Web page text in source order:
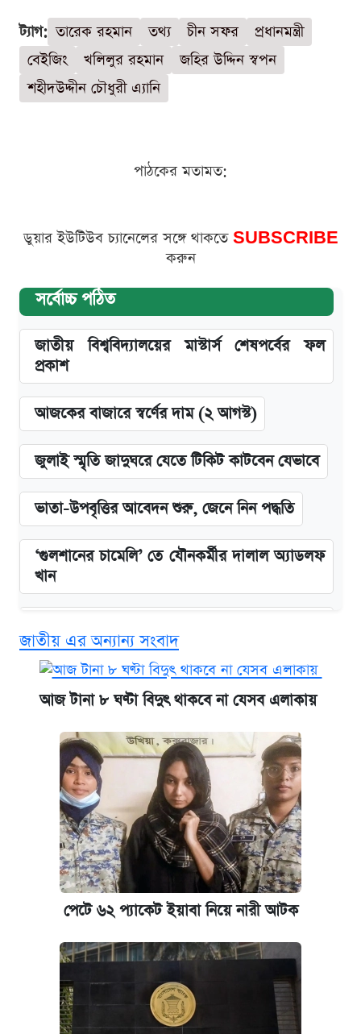
ট্যাগ: তারেক রহমান তথ্য চীন সফর
প্রধানমন্ত্রী
বেইজিং
খলিলুর রহমান
জহির উদ্দিন স্বপন
শহীদউদ্দীন চৌধুরী এ্যানি
পাঠকের মতামত:
ডুয়ার ইউটিউব চ্যানেলের সঙ্গে থাকতে SUBSCRIBE
করুন
সর্বোচ্চ পঠিত
জাতীয় বিশ্ববিদ্যালয়ের মাস্টার্স শেষপর্বের ফল
প্রকাশ
আজকের বাজারে স্বর্ণের দাম (২ আগস্ট)
জুলাই স্মৃতি জাদুঘরে যেতে টিকিট কাটবেন যেভাবে
ভাতা-উপবৃত্তির আবেদন শুরু, জেনে নিন পদ্ধতি
‘গুলশানের চামেলি’ তে যৌনকর্মীর দালাল অ্যাডলফ
খান
দাম ও ফিচার
কবে শুরু হচ্ছে ঢাবির ভর্তি আবেদন, জানাল কর্তৃপক্ষ
নবম জাতীয় পে-স্কেল নিয়ে সর্বশেষ যা জানা গেল
আজকের বাজারে স্বর্ণের দাম (৪ আগস্ট)
আজকের বাজারে স্বর্ণ-রুপার দাম (৫ আগস্ট)
পাঁচ দপ্তরে নতুন সচিব নিয়োগ দিল সরকার
আজকের বাজারে স্বর্ণের দাম (৬ আগস্ট)
রাষ্ট্রবিরোধী কর্মকাণ্ড: ঢাবির কয়েকজন শিক্ষকের
জাতীয় এর অন্যান্য সংবাদ
আজ টানা ৮ ঘণ্টা বিদুৎ থাকবে না যেসব এলাকায়
পেটে ৬২ প্যাকেট ইয়াবা নিয়ে নারী আটক